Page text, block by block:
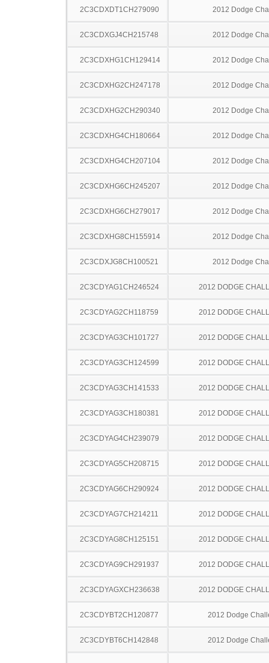
2C3CDXDT1CH279090 2012 Dodge
2C3CDXGJ4CH215748 2012 Dodge
2C3CDXHG1CH129414 2012 Dodge
2C3CDXHG2CH247178 2012 Dodge
2C3CDXHG2CH290340 2012 Dodge
2C3CDXHG4CH180664 2012 Dodge
2C3CDXHG4CH207104 2012 Dodge
2C3CDXHG6CH245207 2012 Dodge
2C3CDXHG6CH279017 2012 Dodge
2C3CDXHG8CH155914 2012 Dodge
2C3CDXJG8CH100521 2012 Dodge
2C3CDYAG1CH246524 2012 DODGE
2C3CDYAG2CH118759 2012 DODGE
2C3CDYAG3CH101727 2012 DODGE
2C3CDYAG3CH124599 2012 DODGE
2C3CDYAG3CH141533 2012 DODGE
2C3CDYAG3CH180381 2012 DODGE
2C3CDYAG4CH239079 2012 DODGE
2C3CDYAG5CH208715 2012 DODGE
2C3CDYAG6CH290924 2012 DODGE
2C3CDYAG7CH214211 2012 DODGE
2C3CDYAG8CH125151 2012 DODGE
2C3CDYAG9CH291937 2012 DODGE
2C3CDYAGXCH236638 2012 DODGE
2C3CDYBT2CH120877 2012 Dodge
2C3CDYBT6CH142848 2012 Dodge